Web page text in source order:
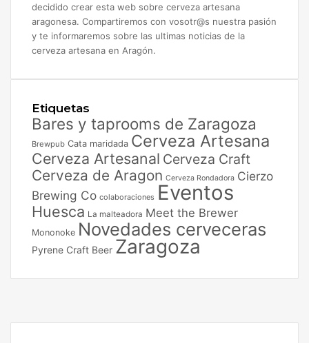
decidido crear esta web sobre cerveza artesana
aragonesa. Compartiremos con vosotr@s nuestra pasión
y te informaremos sobre las ultimas noticias de la
cerveza artesana en Aragón.
Etiquetas
Bares y taprooms de Zaragoza
Brewpub Cata maridada Cerveza Artesana
Cerveza Artesanal Cerveza Craft
Cerveza de Aragon Cerveza Rondadora Cierzo
Brewing Co colaboraciones Eventos
Huesca La malteadora Meet the Brewer
Mononoke Novedades cerveceras
Pyrene Craft Beer Zaragoza